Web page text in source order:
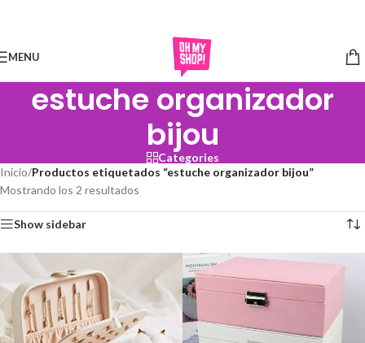
MENU
estuche organizador
bijou
Categories
Inicio/Productos etiquetados “estuche organizador bijou”
Mostrando los 2 resultados
Show sidebar